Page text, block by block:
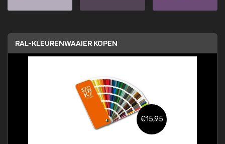
RAL-KLEURENWAAIER KOPEN
€15,95